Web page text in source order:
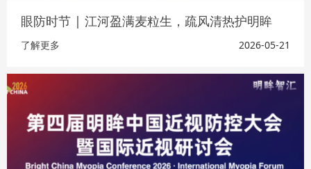
眼防时节 | 江河盈满麦粒生，疏风清热护明眸
了解更多 2026-05-21